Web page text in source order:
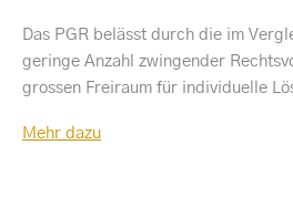
Das PGR belässt durch die im
geringe Anzahl zwingender
grossen Freiraum für individuelle
Mehr dazu